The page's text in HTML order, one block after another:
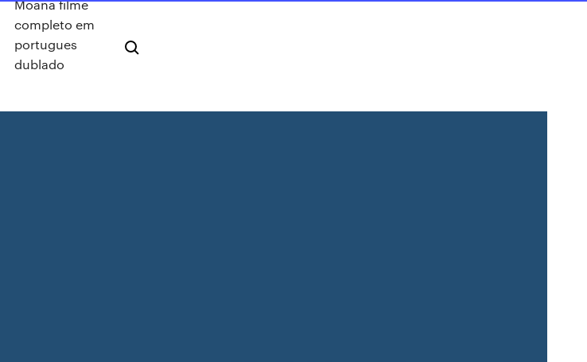
Moana filme
completo em
portugues
dublado